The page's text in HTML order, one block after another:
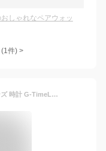
しゃれなペアウォッ
(1件) >
【 ペアウォッチ 】 グッチ GUCCI メンズ 時計 G-TimeLESS Gタイムレス クォーツ ブラウン YA1264107 レディース YA1265007 時計 腕時計 高級腕時計 ブランド